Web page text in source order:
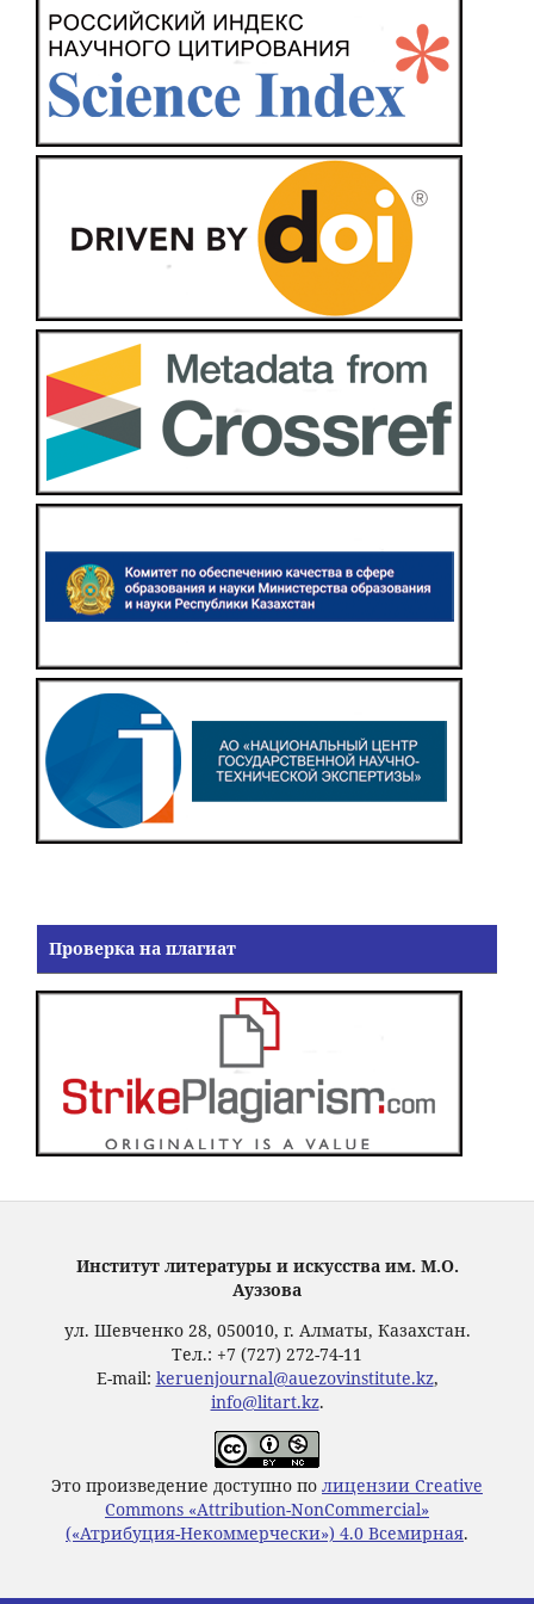
Проверка на плагиат
Институт литературы и искусства им. М.О.
Ауэзова
ул. Шевченко 28, 050010, г. Алматы, Казахстан.
Тел.: +7 (727) 272-74-11
E-mail: keruenjournal@auezovinstitute.kz,
info@litart.kz.
Это произведение доступно по лицензии Creative
Commons «Attribution-NonCommercial»
(«Атрибуция-Некоммерчески») 4.0 Всемирная.